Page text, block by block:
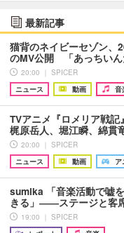
最新記事
猫背のネイビーセゾン、
のMV公開 「あっちい
20:00 ｜ SPICER
ニュース
動画 音
TVアニメ『ロメリア戦記
梶原岳人、堀江瞬、綿貫
20:00 ｜ SPICER
ニュース
動画 ア
sumika 「音楽活動で嘘
きる」――ステージと客
19:00 ｜ SPICER